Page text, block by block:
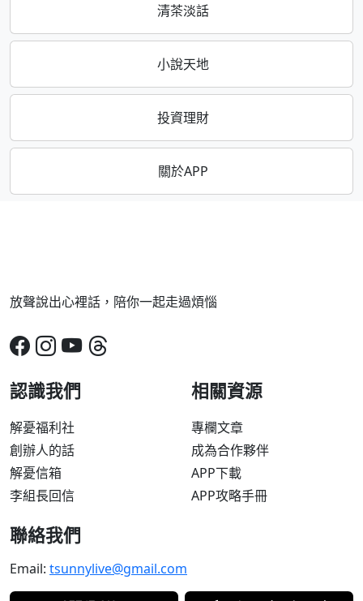
清茶淡話
小說天地
投資理財
關於APP
放聲說出心裡話，陪你一起走過煩惱
認識我們
解憂福利社
創辦人的話
解憂信箱
李組長回信
相關資源
專欄文章
成為合作夥伴
APP下載
APP攻略手冊
聯絡我們
Email: tsunnylive@gmail.com